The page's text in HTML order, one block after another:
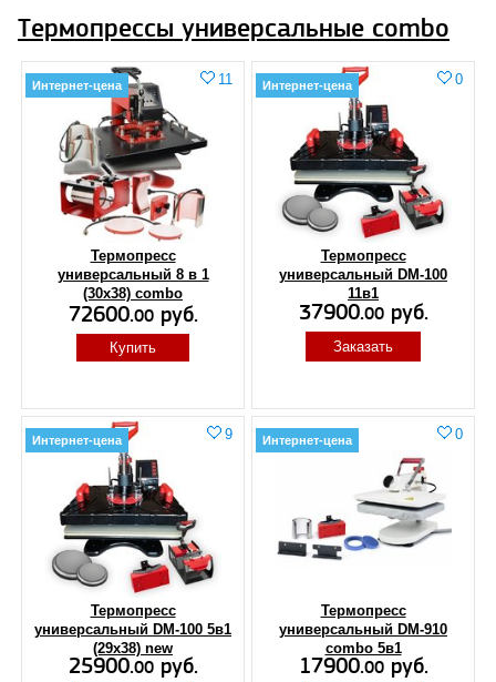
Термопрессы универсальные combo
Термопресс
универсальный 8 в 1
(30x38) combo
11
Интернет-цена
72600.00руб.
Купить
Термопресс
универсальный DM-100
11в1
0
Интернет-цена
37900.00руб.
Заказать
Термопресс
универсальный DM-100 5в1
(29х38) new
9
Интернет-цена
25900.00руб.
Термопресс
универсальный DM-910
combo 5в1
0
Интернет-цена
17900.00руб.